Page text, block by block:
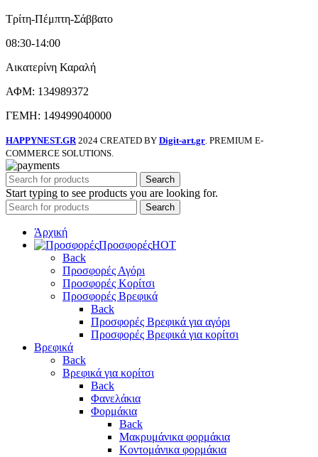
Τρίτη-Πέμπτη-Σάββατο
08:30-14:00
Αικατερίνη Καραλή
ΑΦΜ: 134989372
ΓΕΜΗ: 149499040000
HAPPYNEST.GR 2024 CREATED BY Digit-art.gr . PREMIUM E-
COMMERCE SOLUTIONS.
Search
Start typing to see products you are looking for.
Search
Άρχική
ΠροσφορέςHOT
Back
Προσφορές Αγόρι
Προσφορές Κορίτσι
Προσφορές Βρεφικά
Back
Προσφορές Βρεφικά για αγόρι
Προσφορές Βρεφικά για κορίτσι
Βρεφικά
Back
Βρεφικά για κορίτσι
Back
Φανελάκια
Φορμάκια
Back
Μακρυμάνικα φορμάκια
Κοντομάνικα φορμάκια